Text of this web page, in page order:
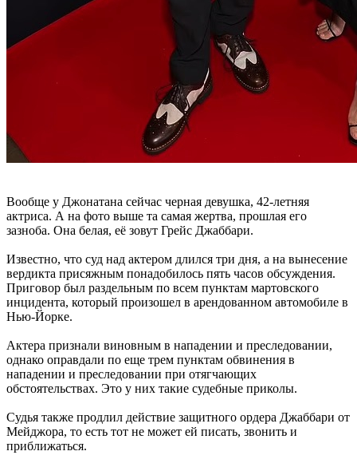
Вообще у Джонатана сейчас черная девушка, 42-летняя
актриса. А на фото выше та самая жертва, прошлая его
зазноба. Она белая, её зовут Грейс Джаббари.
Известно, что суд над актером длился три дня, а на вынесение
вердикта присяжным понадобилось пять часов обсуждения.
Приговор был раздельным по всем пунктам мартовского
инцидента, который произошел в арендованном автомобиле в
Нью-Йорке.
Актера признали виновным в нападении и преследовании,
однако оправдали по еще трем пунктам обвинения в
нападении и преследовании при отягчающих
обстоятельствах. Это у них такие судебные приколы.
Судья также продлил действие защитного ордера Джаббари от
Мейджора, то есть тот не может ей писать, звонить и
приближаться.